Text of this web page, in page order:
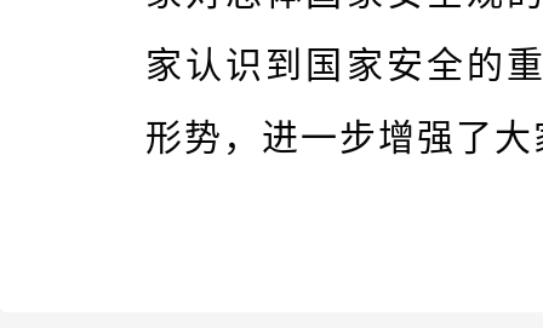
家认识到国家安全的
形势，进一步增强了